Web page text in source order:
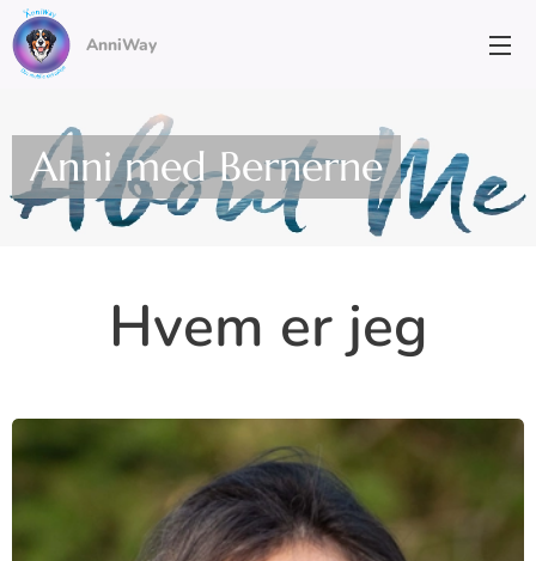
AnniWay
Anni med Bernerne
Hvem er jeg